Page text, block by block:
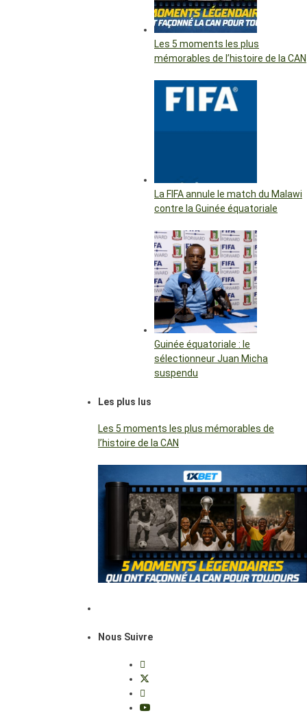
Les 5 moments les plus
mémorables de l’histoire de la CAN
La FIFA annule le match du Malawi
contre la Guinée équatoriale
Guinée équatoriale : le
sélectionneur Juan Micha
suspendu
Les plus lus
Les 5 moments les plus mémorables de
l’histoire de la CAN
Nous Suivre